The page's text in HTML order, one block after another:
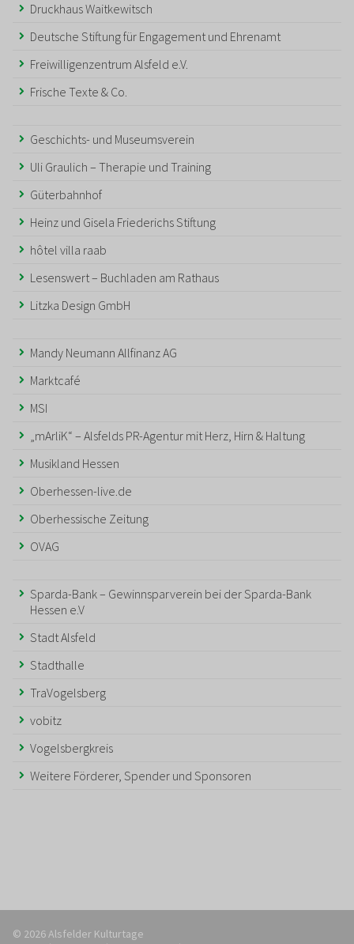
Druckhaus Waitkewitsch
Deutsche Stiftung für Engagement und Ehrenamt
Freiwilligenzentrum Alsfeld e.V.
Frische Texte & Co.
Geschichts- und Museumsverein
Uli Graulich – Therapie und Training
Güterbahnhof
Heinz und Gisela Friederichs Stiftung
hôtel villa raab
Lesenswert – Buchladen am Rathaus
Litzka Design GmbH
Mandy Neumann Allfinanz AG
Marktcafé
MSI
„mArliK“ – Alsfelds PR-Agentur mit Herz, Hirn & Haltung
Musikland Hessen
Oberhessen-live.de
Oberhessische Zeitung
OVAG
Sparda-Bank – Gewinnsparverein bei der Sparda-Bank
Hessen e.V
Stadt Alsfeld
Stadthalle
TraVogelsberg
vobitz
Vogelsbergkreis
Weitere Förderer, Spender und Sponsoren
© 2026 Alsfelder Kulturtage